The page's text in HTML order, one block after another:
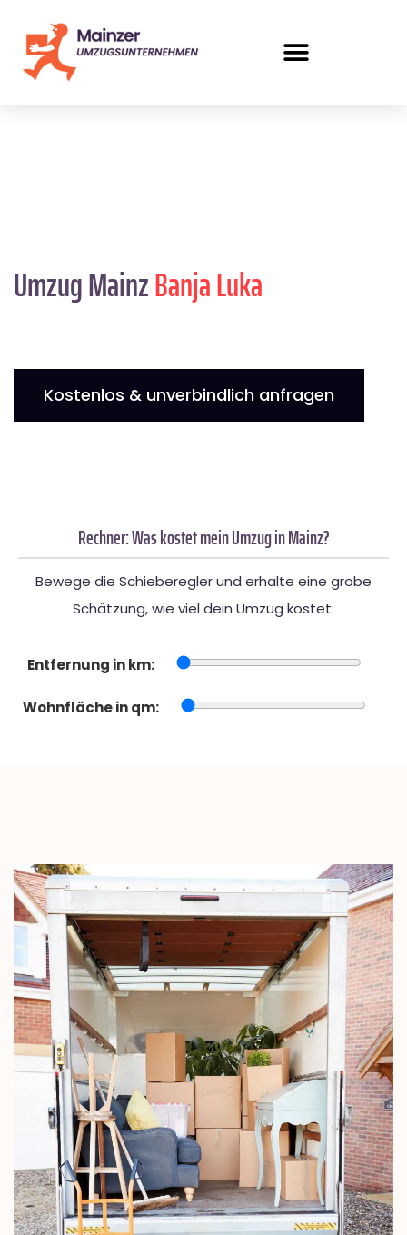
Umzug MainzBanja Luka
Kostenlos & unverbindlich anfragen
Rechner: Was kostet mein Umzug in Mainz?
Bewege die Schieberegler und erhalte eine grobe
Schätzung, wie viel dein Umzug kostet:
Entfernung in km:
Wohnfläche in qm: